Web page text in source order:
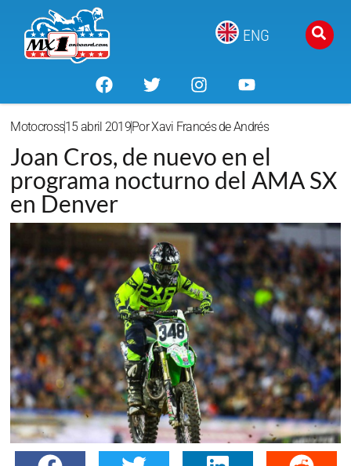
ENG
Motocross15 abril 2019PorXavi Francés de Andrés
Joan Cros, de nuevo en el
programa nocturno del AMA SX
en Denver